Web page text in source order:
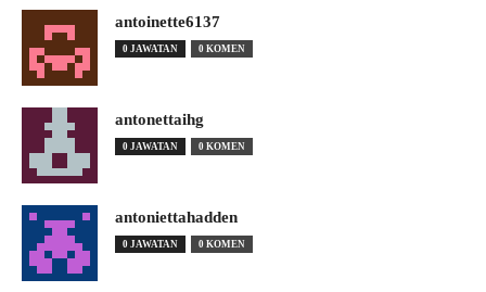
antoinette6137
0 JAWATAN 0 KOMEN
antonettaihg
0 JAWATAN 0 KOMEN
antoniettahadden
0 JAWATAN 0 KOMEN